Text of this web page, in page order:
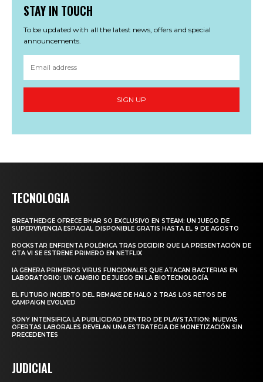
STAY IN TOUCH
To be updated with all the latest news, offers and special
announcements.
SIGN UP
TECNOLOGIA
BREATHEDGE OFRECE BHAR SO EXCLUSIVO EN STEAM: UN JUEGO DE
SUPERVIVENCIA ESPACIAL DISPONIBLE GRATIS HASTA EL 9 DE AGOSTO
ROCKSTAR ENFRENTA POLÉMICA TRAS DECIDIR QUE LA PRESENTACIÓN DE
GTA VI SE ESTRENE PRIMERO EN NETFLIX
IA GENERA PRIMEROS VIRUS FUNCIONALES QUE ATACAN BACTERIAS EN
LABORATORIO: UN CAMBIO DE JUEGO EN LA BIOTECNOLOGÍA
EL FUTURO INCIERTO DEL REMAKE DE HALO 2 TRAS LOS RETOS DE
CAMPAIGN EVOLVED
SONY INTENSIFICA LA PUBLICIDAD DENTRO DE PLAYSTATION: NUEVAS
OFERTAS LABORALES REVELAN UNA ESTRATEGIA DE MONETIZACIÓN SIN
PRECEDENTES
JUDICIAL